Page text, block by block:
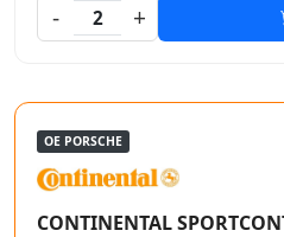
-
2 +
OE PORSCHE
CONTINENTAL